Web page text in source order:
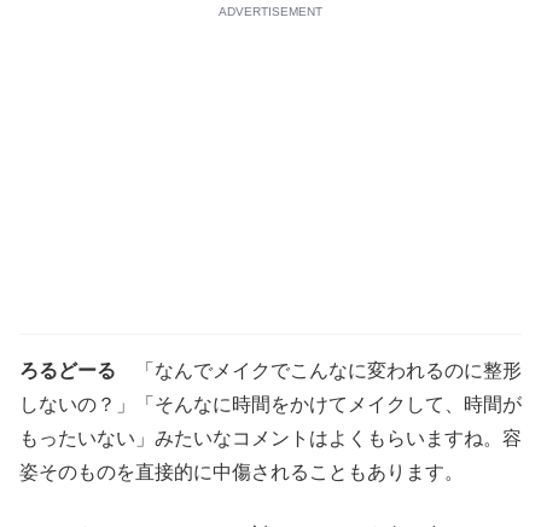
ADVERTISEMENT
ろるどーる 「なんでメイクでこんなに変われるのに整形
しないの？」「そんなに時間をかけてメイクして、時間が
もったいない」みたいなコメントはよくもらいますね。容
姿そのものを直接的に中傷されることもあります。